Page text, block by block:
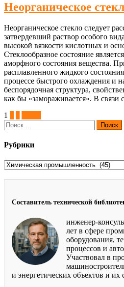
Неорганическое
Неорганическое стекло следует
затвердевший раствор особого
высокой вязкости кислотных и
Стеклообразное состояние
аморфного состояния вещества.
расплавленного жидкого
процессе быстрого охлаждения и
беспорядочная структура,
как бы «замораживается». В
Пагинация
записей
1
Найти:
Рубрики
Рубрики
Составитель технической
инженер-
лет в сфере
оборудования,
процессов и
Участвовал в
и энергетических объектов и их